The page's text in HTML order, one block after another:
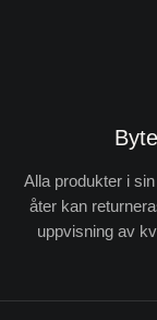
Alla produkter i
åter kan
uppvisning av